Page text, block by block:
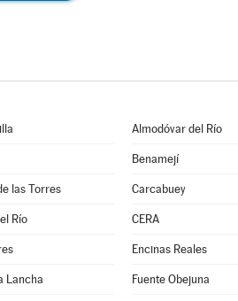
Almodóvar del Río
Benamejí
las Torres Carcabuey
Río CERA
Encinas Reales
Lancha Fuente Obejuna